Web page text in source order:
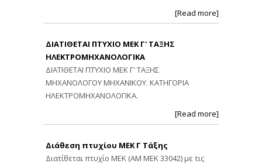
[Read more]
ΔΙΑΤΙΘΕΤΑΙ ΠΤΥΧΙΟ ΜΕΚ Γ' ΤΑΞΗΣ
ΗΛΕΚΤΡΟΜΗΧΑΝΟΛΟΓΙΚΑ
ΔΙΑΤΙΘΕΤΑΙ ΠΤΥΧΙΟ ΜΕΚ Γ' ΤΑΞΗΣ
ΜΗΧΑΝΟΛΟΓΟΥ ΜΗΧΑΝΙΚΟΥ. ΚΑΤΗΓΟΡΙΑ
ΗΛΕΚΤΡΟΜΗΧΑΝΟΛΟΓΙΚΑ.
[Read more]
Διάθεση πτυχίου ΜΕΚ Γ Τάξης
Διατίθεται πτυχίο ΜΕΚ (ΑΜ ΜΕΚ 33042) με τις